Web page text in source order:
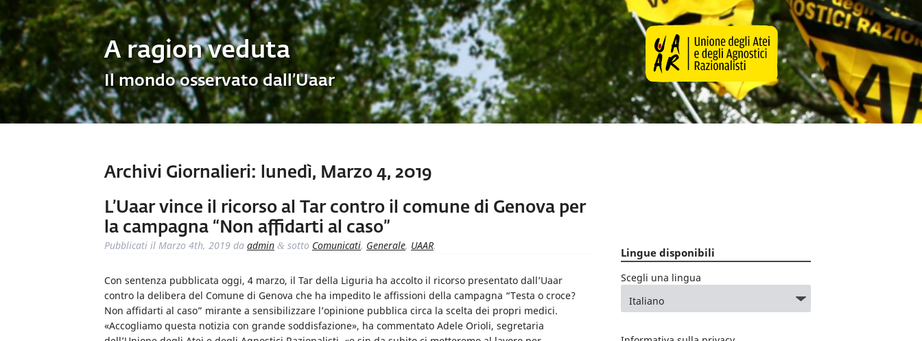
A ragion veduta
Il mondo osservato dall’Uaar
Archivi Giornalieri: lunedì, Marzo 4, 2019
L’Uaar vince il ricorso al Tar contro il comune di Genova per
la campagna “Non affidarti al caso”
Pubblicati il Marzo 4th, 2019 da admin & sotto Comunicati, Generale, UAAR.
Con sentenza pubblicata oggi, 4 marzo, il Tar della Liguria ha accolto il ricorso presentato dall’Uaar
contro la delibera del Comune di Genova che ha impedito le affissioni della campagna “Testa o croce?
Non affidarti al caso” mirante a sensibilizzare l’opinione pubblica circa la scelta dei propri medici.
«Accogliamo questa notizia con grande soddisfazione», ha commentato Adele Orioli, segretaria
Lingue disponibili
Scegli una lingua